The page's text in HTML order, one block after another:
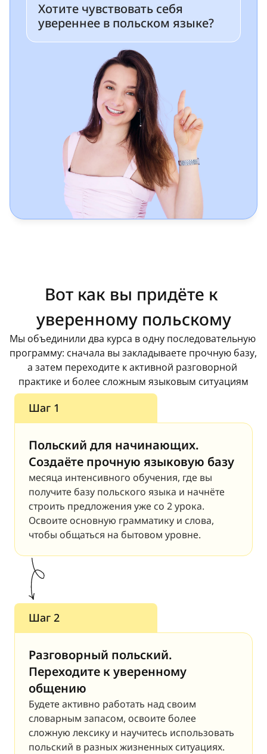
Experts
/ РУС
УКР
Хотите чувствовать себя
увереннее в польском языке?
Вот как вы придёте к
уверенному польскому
Мы объединили два курса в одну последовательную
программу: сначала вы закладываете прочную базу,
а затем переходите к активной разговорной
практике и более сложным языковым ситуациям
Шаг 1
Польский для начинающих.
Создаёте прочную языковую базу
месяца интенсивного обучения, где вы
получите базу польского языка и начнёте
строить предложения уже со 2 урока.
Освоите основную грамматику и слова,
чтобы общаться на бытовом уровне.
Шаг 2
Разговорный польский.
Переходите к уверенному
общению
Будете активно работать над своим
словарным запасом, освоите более
сложную лексику и научитесь использовать
польский в разных жизненных ситуациях.